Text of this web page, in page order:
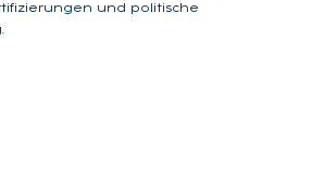
und politische